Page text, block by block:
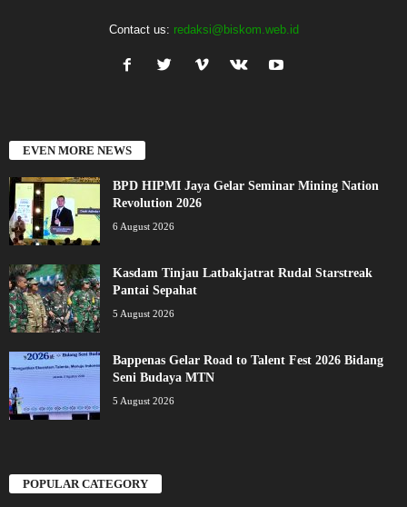
Contact us: redaksi@biskom.web.id
EVEN MORE NEWS
BPD HIPMI Jaya Gelar Seminar Mining Nation
Revolution 2026
6 August 2026
Kasdam Tinjau Latbakjatrat Rudal Starstreak
Pantai Sepahat
5 August 2026
Bappenas Gelar Road to Talent Fest 2026 Bidang
Seni Budaya MTN
5 August 2026
POPULAR CATEGORY